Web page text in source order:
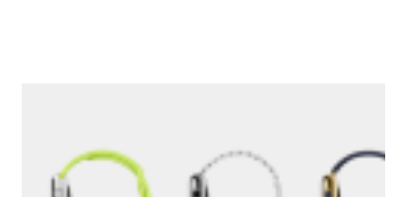
pagina del primo Google è qui . 2) Google ha acquisito una
media di un'azienda a settimana dal 2010 . 3) Il primo